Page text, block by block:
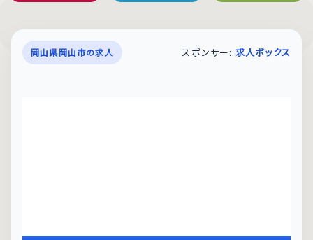
岡山県岡山市の求人 スポンサー: 求人ボックス